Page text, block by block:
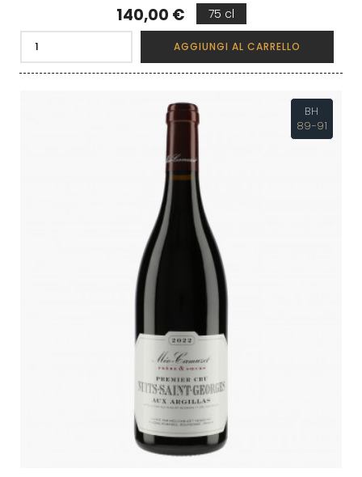
Prezzo
140,00 € 75 cl
AGGIUNGI AL CARRELLO
BH
89-91